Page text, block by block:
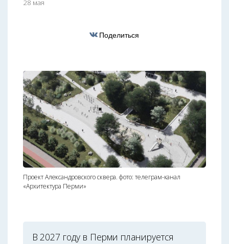
28 мая
Поделиться
Проект Александровского сквера. фото: телеграм-канал
«Архитектура Перми»
В 2027 году в Перми планируется